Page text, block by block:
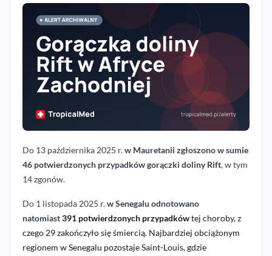
Do 13 października 2025 r.w Mauretanii zgłoszono w sumie
46 potwierdzonych przypadków gorączki doliny Rift, w tym
14 zgonów.
Do 1 listopada 2025 r.w Senegalu odnotowano
natomiast391 potwierdzonych przypadkówtej choroby, z
czego 29 zakończyło się śmiercią. Najbardziej obciążonym
regionem w Senegalu pozostajeSaint-Louis, gdzie